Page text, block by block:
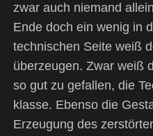
zwar auch niemand
Ende doch ein wenig in
technischen Seite weiß
überzeugen. Zwar weiß
so gut zu gefallen, die
klasse. Ebenso die
Erzeugung des